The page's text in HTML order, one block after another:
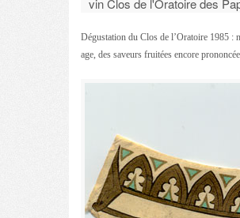
vin Clos de l'Oratoire des
Dégustation du Clos de l’Oratoire 1985 :
age, des saveurs fruitées encore